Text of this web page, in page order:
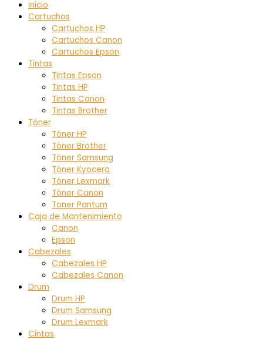
Inicio
Cartuchos
Cartuchos HP
Cartuchos Canon
Cartuchos Epson
Tintas
Tintas Epson
Tintas HP
Tintas Canon
Tintas Brother
Tóner
Tóner HP
Tóner Brother
Tóner Samsung
Tóner Kyocera
Tóner Lexmark
Tóner Canon
Toner Pantum
Caja de Mantenimiento
Canon
Epson
Cabezales
Cabezales HP
Cabezales Canon
Drum
Drum HP
Drum Samsung
Drum Lexmark
Cintas